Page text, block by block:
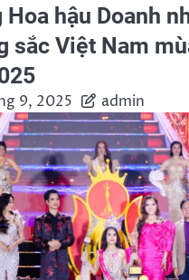
Hoa hậu Doanh
sắc Việt Nam
9, 2025 admin